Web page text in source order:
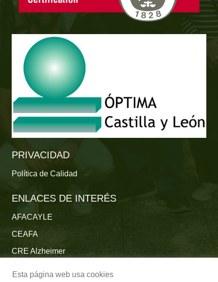
PRIVACIDAD
Política de Calidad
ENLACES DE INTERÉS
AFACAYLE
CEAFA
CRE Alzheimer
Esta página web usa cookies